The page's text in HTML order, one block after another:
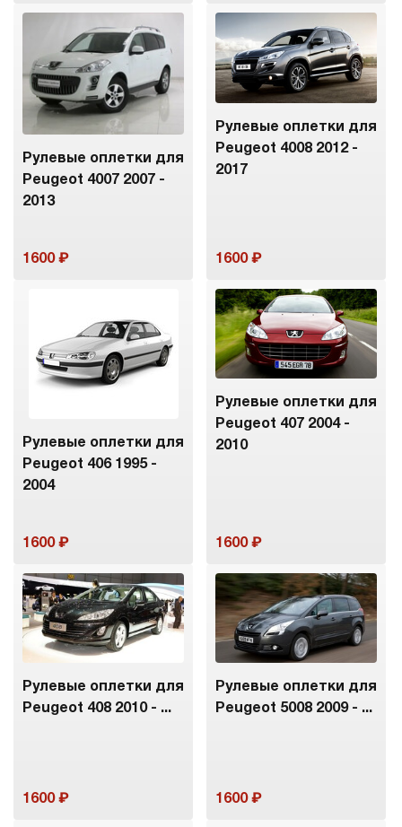
Рулевые оплетки для
Peugeot 4007 2007 -
2013
1600
Рулевые оплетки для
Peugeot 4008 2012 -
2017
1600
Рулевые оплетки для
Peugeot 406 1995 -
2004
1600
Рулевые оплетки для
Peugeot 407 2004 -
2010
1600
Рулевые оплетки для
Peugeot 408 2010 - ...
1600
Рулевые оплетки для
Peugeot 5008 2009 - ...
1600